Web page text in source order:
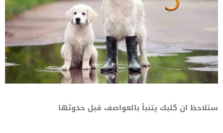
ستلاحظ ان كلبك يتنبأ بالعواصف قبل حدوثها